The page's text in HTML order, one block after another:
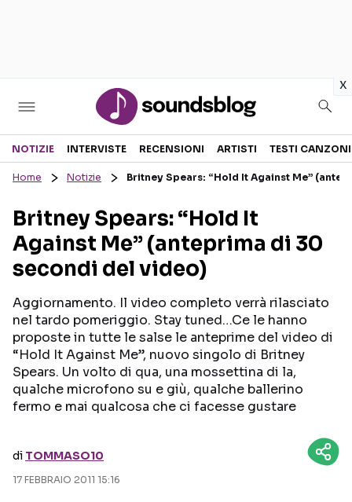
x
Sezioni
RECENSIONI MUSICALI
INTERVISTE
GOSSIP E CURIOSITÀ
TESTI CANZONI
TOUR ED EVENTI
TALENT SHOW
Seguici sui social
NOTIZIE INTERVISTE RECENSIONI ARTISTI TESTI CANZONI
Home Notizie Britney Spears: “Hold It Against Me”
Britney Spears: “Hold It
Against Me” (anteprima di 30
secondi del video)
Aggiornamento. Il video completo verrà rilasciato
nel tardo pomeriggio. Stay tuned…Ce le hanno
proposte in tutte le salse le anteprime del video di
“Hold It Against Me”, nuovo singolo di Britney
Spears. Un volto di qua, una mossettina di la,
qualche microfono su e giù, qualche ballerino
fermo e mai qualcosa che ci facesse gustare
di TOMMASO10
17 FEBBRAIO 2011 15:16